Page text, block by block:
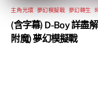
主角光環 夢幻模擬戰 夢幻轉生
(含字幕) D-Boy 詳盡
附魔) 夢幻模擬戰